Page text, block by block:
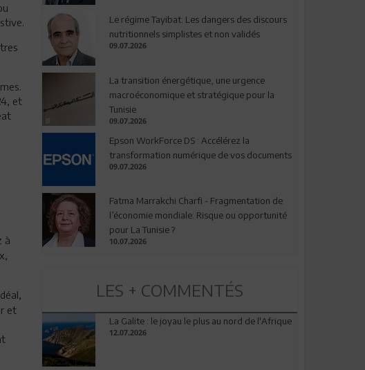
et
à
et
Le régime Tayibat: Les dangers des discours
nutritionnels simplistes et non validés
09.07.2026
La transition énergétique, une urgence
macroéconomique et stratégique pour la
Tunisie
09.07.2026
Epson WorkForce DS : Accélérez la
transformation numérique de vos documents
09.07.2026
Fatma Marrakchi Charfi - Fragmentation de
l’économie mondiale: Risque ou opportunité
pour La Tunisie ?
10.07.2026
LES + COMMENTÉS
La Galite : le joyau le plus au nord de l'Afrique
12.07.2026